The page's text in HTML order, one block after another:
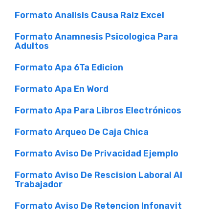
Formato Analisis Causa Raiz Excel
Formato Anamnesis Psicologica Para
Adultos
Formato Apa 6Ta Edicion
Formato Apa En Word
Formato Apa Para Libros Electrónicos
Formato Arqueo De Caja Chica
Formato Aviso De Privacidad Ejemplo
Formato Aviso De Rescision Laboral Al
Trabajador
Formato Aviso De Retencion Infonavit